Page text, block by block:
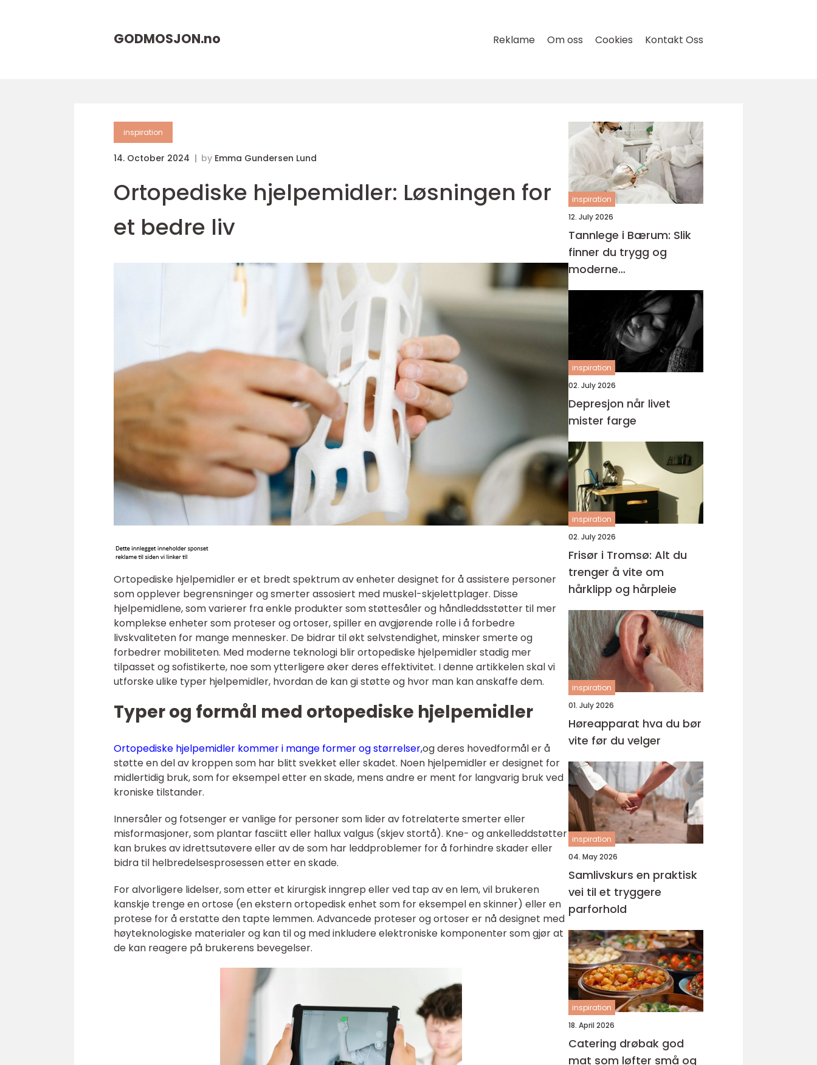
GODMOSJON.no Reklame Om oss Cookies Kontakt Oss
inspiration
14. October 2024 by Emma Gundersen Lund
Ortopediske hjelpemidler: Løsningen for
et bedre liv
Ortopediske hjelpemidler er et bredt spektrum av enheter designet for å assistere personer
som opplever begrensninger og smerter assosiert med muskel-skjelettplager. Disse
hjelpemidlene, som varierer fra enkle produkter som støttesåler og håndleddsstøtter til mer
komplekse enheter som proteser og ortoser, spiller en avgjørende rolle i å forbedre
livskvaliteten for mange mennesker. De bidrar til økt selvstendighet, minsker smerte og
forbedrer mobiliteten. Med moderne teknologi blir ortopediske hjelpemidler stadig mer
tilpasset og sofistikerte, noe som ytterligere øker deres effektivitet. I denne artikkelen skal vi
utforske ulike typer hjelpemidler, hvordan de kan gi støtte og hvor man kan anskaffe dem.
Typer og formål med ortopediske hjelpemidler
Ortopediske hjelpemidler kommer i mange former og størrelser,og deres hovedformål er å
støtte en del av kroppen som har blitt svekket eller skadet. Noen hjelpemidler er designet for
midlertidig bruk, som for eksempel etter en skade, mens andre er ment for langvarig bruk ved
kroniske tilstander.
Innersåler og fotsenger er vanlige for personer som lider av fotrelaterte smerter eller
misformasjoner, som plantar fasciitt eller hallux valgus (skjev stortå). Kne- og ankelleddstøtter
kan brukes av idrettsutøvere eller av de som har leddproblemer for å forhindre skader eller
bidra til helbredelsesprosessen etter en skade.
For alvorligere lidelser, som etter et kirurgisk inngrep eller ved tap av en lem, vil brukeren
kanskje trenge en ortose (en ekstern ortopedisk enhet som for eksempel en skinner) eller en
protese for å erstatte den tapte lemmen. Advancede proteser og ortoser er nå designet med
høyteknologiske materialer og kan til og med inkludere elektroniske komponenter som gjør at
de kan reagere på brukerens bevegelser.
inspiration
12. July 2026
Tannlege i Bærum: Slik
finner du trygg og
moderne
tannbehandling
inspiration
02. July 2026
Depresjon når livet
mister farge
inspiration
02. July 2026
Frisør i Tromsø: Alt du
trenger å vite om
hårklipp og hårpleie
inspiration
01. July 2026
Høreapparat hva du bør
vite før du velger
inspiration
04. May 2026
Samlivskurs en praktisk
vei til et tryggere
parforhold
inspiration
18. April 2026
Catering drøbak god
mat som løfter små og